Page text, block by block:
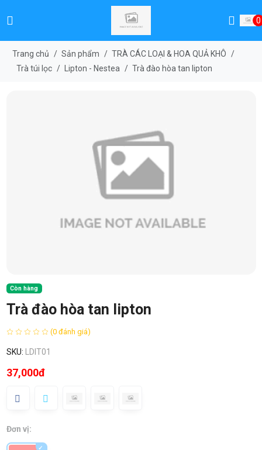
0
Trang chủ / Sản phẩm / TRÀ CÁC LOẠI & HOA QUẢ KHÔ /
Trà túi lọc / Lipton - Nestea / Trà đào hòa tan lipton
Còn hàng
Trà đào hòa tan lipton
(0 đánh giá)
SKU: LDIT01
37,000đ
Đơn vị: